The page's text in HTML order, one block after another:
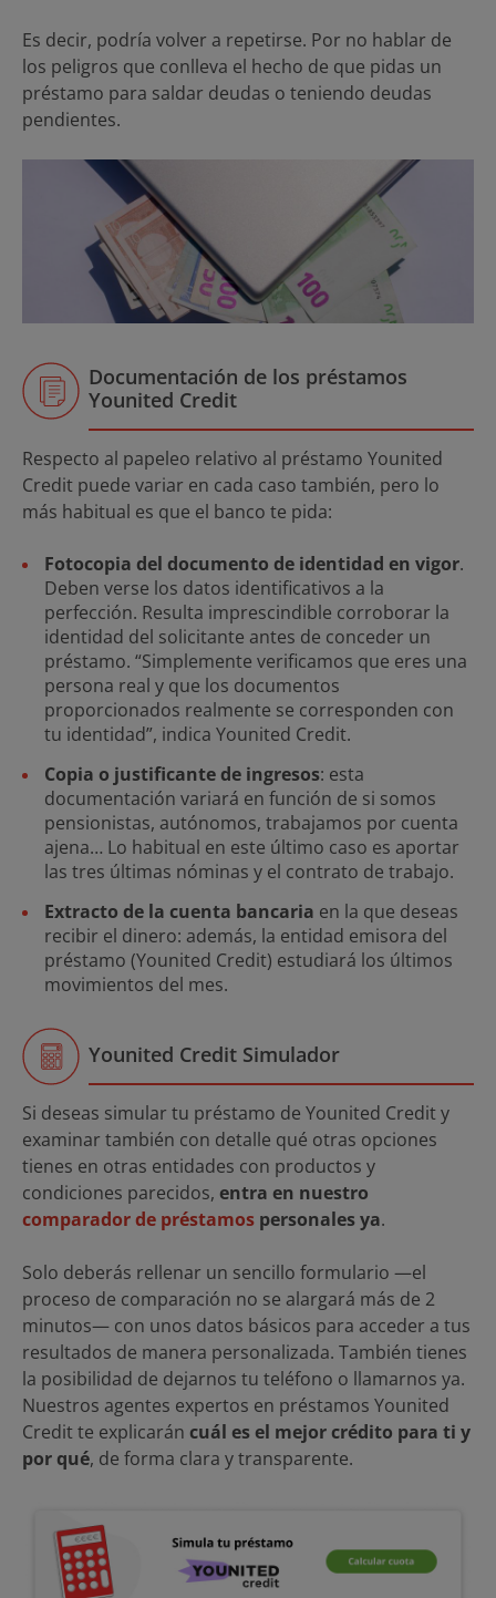
Es decir, podría volver a repetirse. Por no hablar de
los peligros que conlleva el hecho de que pidas un
préstamo para saldar deudas o teniendo deudas
pendientes.
Documentación de los préstamos
Younited Credit
Respecto al papeleo relativo al préstamo Younited
Credit puede variar en cada caso también, pero lo
más habitual es que el banco te pida:
Fotocopia del documento de identidad en vigor.
Deben verse los datos identificativos a la
perfección. Resulta imprescindible corroborar la
identidad del solicitante antes de conceder un
préstamo. “Simplemente verificamos que eres una
persona real y que los documentos
proporcionados realmente se corresponden con
tu identidad”, indica Younited Credit.
Copia o justificante de ingresos: esta
documentación variará en función de si somos
pensionistas, autónomos, trabajamos por cuenta
ajena… Lo habitual en este último caso es aportar
las tres últimas nóminas y el contrato de trabajo.
Extracto de la cuenta bancaria en la que deseas
recibir el dinero: además, la entidad emisora del
préstamo (Younited Credit) estudiará los últimos
movimientos del mes.
Younited Credit Simulador
Si deseas simular tu préstamo de Younited Credit y
examinar también con detalle qué otras opciones
tienes en otras entidades con productos y
condiciones parecidos, entra en nuestro
comparador de préstamos personales ya.
Solo deberás rellenar un sencillo formulario —el
proceso de comparación no se alargará más de 2
minutos— con unos datos básicos para acceder a tus
resultados de manera personalizada. También tienes
la posibilidad de dejarnos tu teléfono o llamarnos ya.
Nuestros agentes expertos en préstamos Younited
Credit te explicarán cuál es el mejor crédito para ti y
por qué, de forma clara y transparente.